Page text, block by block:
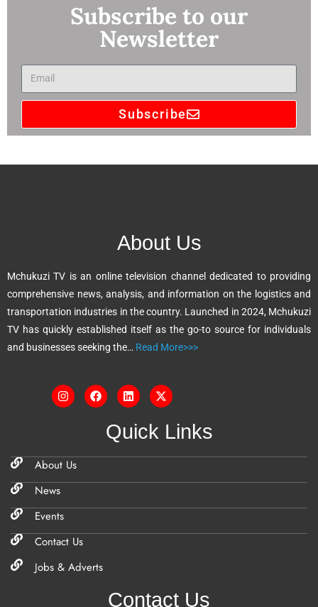
Subscribe to our
Newsletter
Subscribe
A
i
v
e
:
About Us
Mchukuzi TV is an online television channel dedicated to providing
comprehensive news, analysis, and information on the logistics and
transportation industries in the country. Launched in 2024, Mchukuzi
TV has quickly established itself as the go-to source for individuals
and businesses seeking the… Read More>>>
Quick Links
About Us
News
Events
Contact Us
Jobs & Adverts
Contact Us